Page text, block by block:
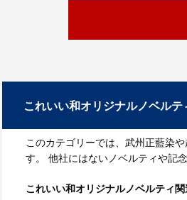
これいい和オリジナルノベルテ
このカテゴリーでは、武州正藍染
す。 他社にはないノベルティや記
これいい和オリジナルノベルティ